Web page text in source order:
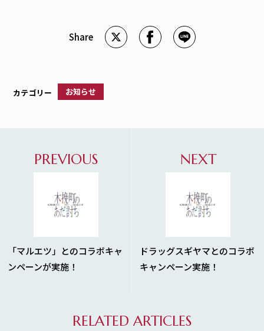
カテゴリー お知らせ
PREVIOUS
「マルエツ」とのコラボキャ
ンペーンが実施！
NEXT
ドラッグスギヤマとのコラボ
キャンペーン実施！
RELATED ARTICLES